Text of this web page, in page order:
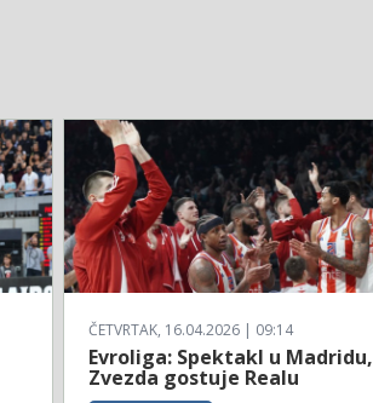
ČETVRTAK, 16.04.2026 | 09:14
Evroliga: Spektakl u Madridu,
Zvezda gostuje Realu